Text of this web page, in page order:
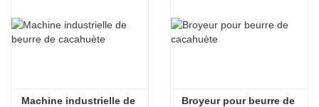
Machine industrielle de
Broyeur pour beurre de